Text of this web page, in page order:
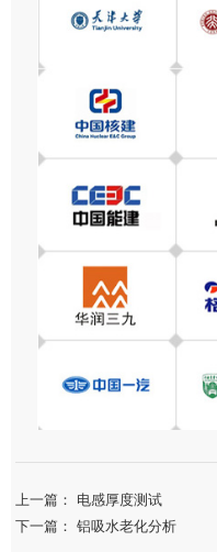
上一篇： 电感厚度测试
下一篇：铝吸水老化分析